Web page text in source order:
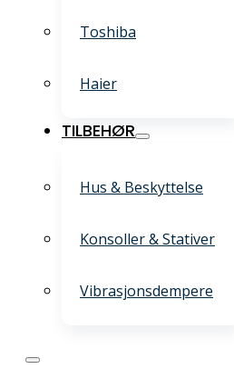
Toshiba
Haier
TILBEHØR
Hus & Beskyttelse
Konsoller & Stativer
Vibrasjonsdempere